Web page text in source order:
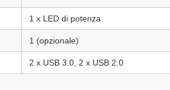
1 x LED di potenza
1 (opzionale)
2 x USB 3.0, 2 x USB 2.0